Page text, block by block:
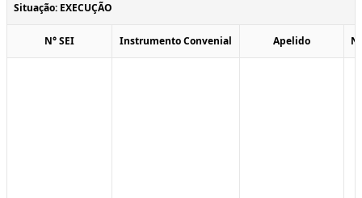
Situação: EXECUÇÃO
N° SEI Instrumento Convenial Apelido